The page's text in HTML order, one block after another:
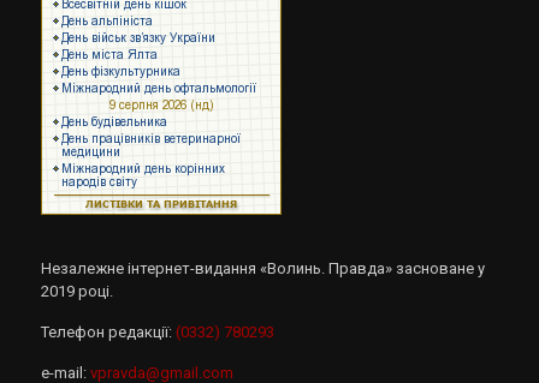
Незалежне інтернет-видання «Волинь. Правда» засноване у
2019 році.
Телефон редакції: (0332) 780293
e-mail: vpravda@gmail.com